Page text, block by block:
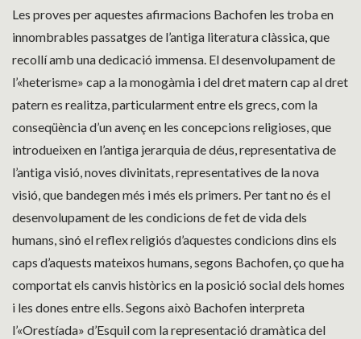
Les proves per aquestes afirmacions Bachofen les troba en
innombrables passatges de l’antiga literatura clàssica, que
recollí amb una dedicació immensa. El desenvolupament de
l’«heterisme» cap a la monogàmia i del dret matern cap al dret
patern es realitza, particularment entre els grecs, com la
conseqüència d’un avenç en les concepcions religioses, que
introdueixen en l’antiga jerarquia de déus, representativa de
l’antiga visió, noves divinitats, representatives de la nova
visió, que bandegen més i més els primers. Per tant no és el
desenvolupament de les condicions de fet de vida dels
humans, sinó el reflex religiós d’aquestes condicions dins els
caps d’aquests mateixos humans, segons Bachofen, ço que ha
comportat els canvis històrics en la posició social dels homes
i les dones entre ells. Segons això Bachofen interpreta
l’«Orestíada» d’Esquil com la representació dramàtica del